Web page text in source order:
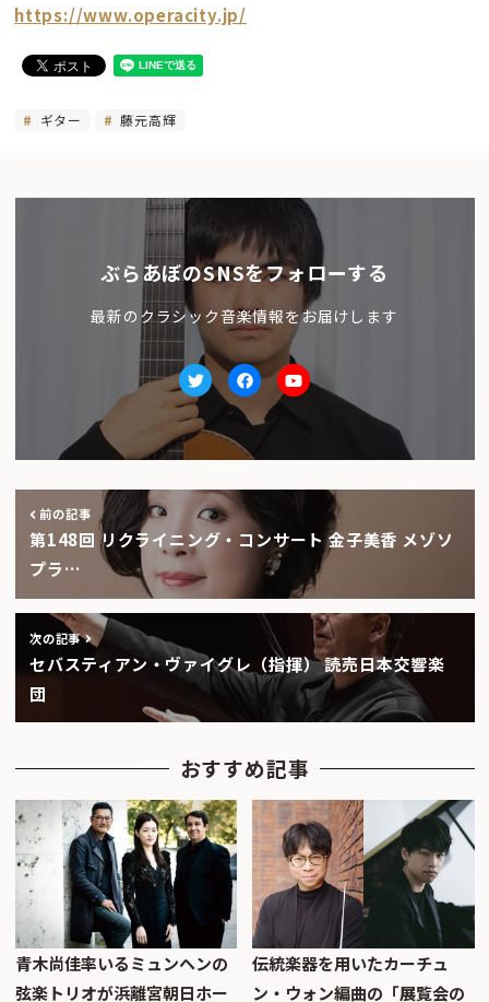
https://www.operacity.jp/
ギター 藤元高輝
ぶらあぼのSNSをフォローする
最新のクラシック音楽情報をお届けします
TwitterfacebookYoutube
前の記事
第148回 リクライニング・コンサート 金子美香 メゾソ
プラ…
次の記事
セバスティアン・ヴァイグレ（指揮） 読売日本交響楽
団
おすすめ記事
青木尚佳率いるミュンヘンの
弦楽トリオが浜離宮朝日ホー
伝統楽器を用いたカーチュ
ン・ウォン編曲の「展覧会の